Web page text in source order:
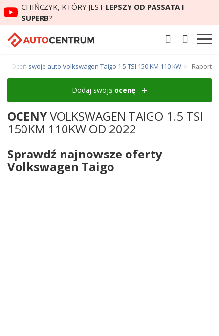
CHIŃCZYK, KTÓRY JEST LEPSZY OD PASSATA I
SUPERB?
Oceń swoje auto Volkswagen Taigo 1.5 TSI 150 KM 110 kW Raport
Dodaj swoją ocenę
OCENYVOLKSWAGEN TAIGO 1.5 TSI
150KM 110KW OD 2022
Sprawdź najnowsze oferty
Volkswagen Taigo